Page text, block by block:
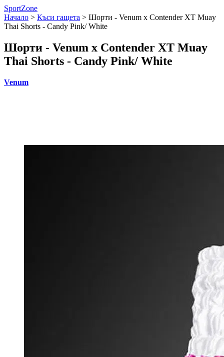
SportZone
Начало > Къси гащета > Шорти - Venum x Contender XT Muay
Thai Shorts - Candy Pink/ White
Шорти - Venum x Contender XT Muay
Thai Shorts - Candy Pink/ White
Venum